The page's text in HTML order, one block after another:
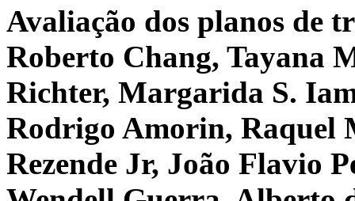
Avaliação dos planos de
Roberto Chang, Tayana
Richter, Margarida S.
Rodrigo Amorin, Raquel
Rezende Jr, João Flavio